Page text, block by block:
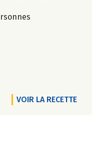
VOIR LA RECETTE